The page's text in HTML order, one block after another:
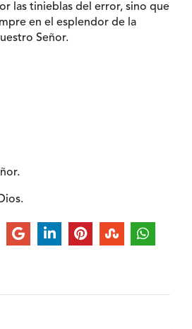
las tinieblas del error, sino que
en el esplendor de la
Señor.